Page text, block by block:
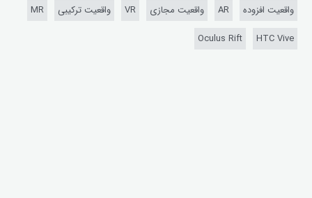
واقعیت افزوده AR واقعیت مجازی VR واقعیت ترکیبی
MR
HTC Vive
Oculus Rift